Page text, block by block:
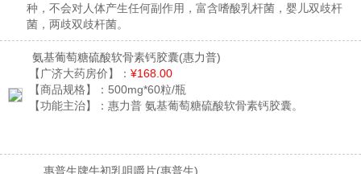
种，不会对人体产生任何副作用，富含嗜酸乳杆菌，婴儿双歧杆
菌，两歧双歧杆菌。
氨基葡萄糖硫酸软骨素钙胶囊(惠力普)
【广济大药房价】： ¥168.00
【商品规格】： 500mg*60粒/瓶
【功能主治】： 惠力普 氨基葡萄糖硫酸软骨素钙胶囊。
惠普生牌牛初乳咀嚼片(惠普生)